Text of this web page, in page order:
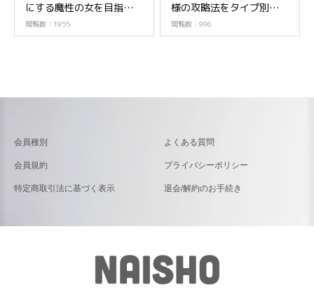
にする魔性の女を目指そ
う！
閲覧数：1955
様の攻略法をタイプ別にご
紹介！
閲覧数：996
会員種別 よくある質問
会員規約 プライバシーポリシー
特定商取引法に基づく表示 退会/解約のお手続き